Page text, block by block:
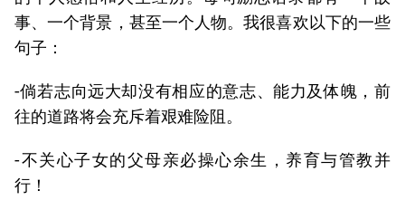
事、一个背景，甚至一个人物。我很喜欢以下的一些
句子：
-倘若志向远大却没有相应的意志、能力及体魄，前
往的道路将会充斥着艰难险阻。
-不关心子女的父母亲必操心余生，养育与管教并
行！